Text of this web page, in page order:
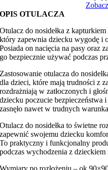
OPIS OTULACZA
Otulacz do nosidełka z
który zapewnia dziecku wygodę i
Posiada on nacięcia na pasy oraz
go bezpiecznie używać podczas
Zastosowanie otulacza do
dla dzieci, które mają trudności z
rozdrażniają w zatłoczonych i
dziecku poczucie bezpieczeństwa
zasnęło nawet w trudnych
Otulacz do nosidełka to świetne
zapewnić swojemu dziecku
To praktyczny i funkcjonalny
podczas wychodzenia z dzieckiem
Wymiary po rozłożeniu – ok